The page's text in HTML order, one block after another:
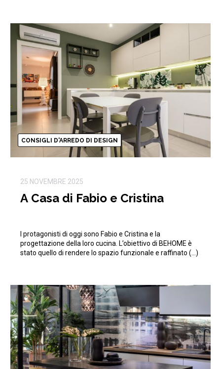
CONSIGLI D'ARREDO DI DESIGN
25 NOVEMBRE 2025
A Casa di Fabio e Cristina
I protagonisti di oggi sono Fabio e Cristina e la
progettazione della loro cucina. L’obiettivo di BEHOME è
stato quello di rendere lo spazio funzionale e raffinato (…)